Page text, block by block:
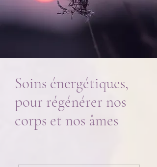
Soins énergétiques,
pour régénérer nos
corps et nos âmes